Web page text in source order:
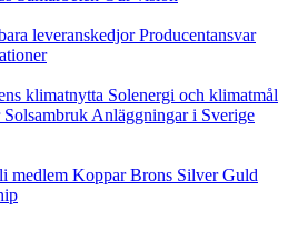
leveranskedjor Producentansvar
klimatnytta Solenergi och klimatmål
Solsambruk Anläggningar i Sverige
medlem Koppar Brons Silver Guld